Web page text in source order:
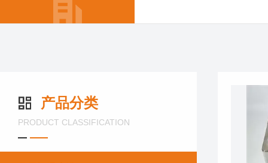
产品分类
PRODUCT CLASSIFICATION